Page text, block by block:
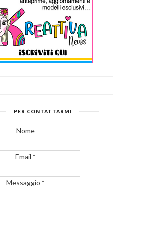
PER CONTATTARMI
Nome
Email *
Messaggio *